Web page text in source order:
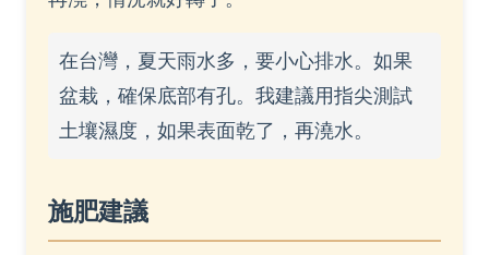
在台灣，夏天雨水多，要小心排水。如果
盆栽，確保底部有孔。我建議用指尖測試
土壤濕度，如果表面乾了，再澆水。
施肥建議